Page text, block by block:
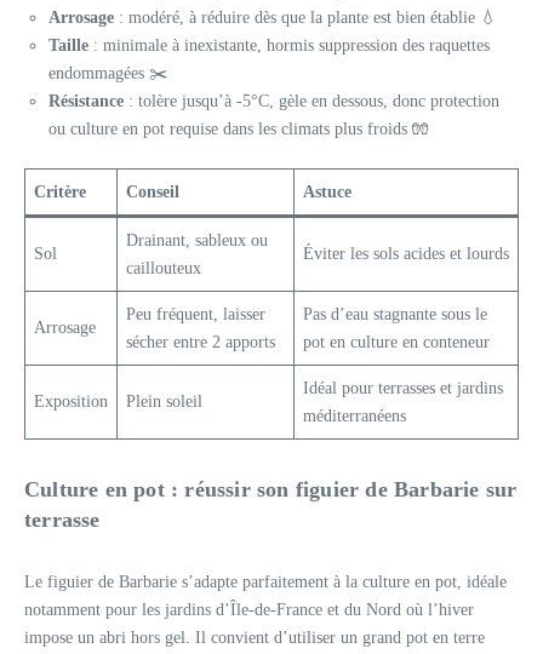
Arrosage : modéré, à réduire dès que la plante est bien établie 💧
Taille : minimale à inexistante, hormis suppression des raquettes
endommagées ✂️
Résistance : tolère jusqu’à -5°C, gèle en dessous, donc protection
ou culture en pot requise dans les climats plus froids 🧤
Critère Conseil Astuce
Sol
Drainant, sableux ou
caillouteux
Éviter les sols acides et lourds
Arrosage
Peu fréquent, laisser
sécher entre 2 apports
Pas d’eau stagnante sous le
pot en culture en conteneur
Exposition Plein soleil
Idéal pour terrasses et jardins
méditerranéens
Culture en pot : réussir son figuier de Barbarie sur
terrasse
Le figuier de Barbarie s’adapte parfaitement à la culture en pot, idéale
notamment pour les jardins d’Île-de-France et du Nord où l’hiver
impose un abri hors gel. Il convient d’utiliser un grand pot en terre